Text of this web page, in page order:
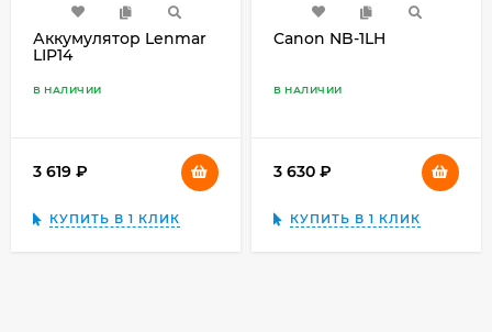
Аккумулятор Lenmar
LIP14
В НАЛИЧИИ
3 619
КУПИТЬ В 1 КЛИК
Canon NB-1LH
В НАЛИЧИИ
3 630
КУПИТЬ В 1 КЛИК